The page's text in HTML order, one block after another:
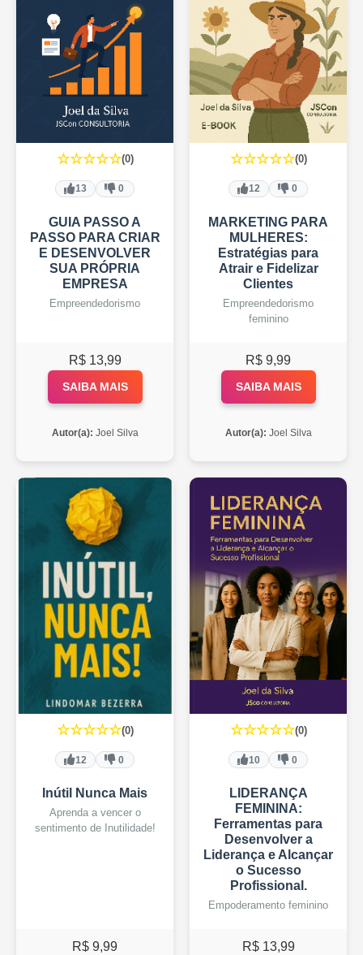
☆☆☆☆☆(0)
13 0
GUIA PASSO A
PASSO PARA CRIAR
E DESENVOLVER
SUA PRÓPRIA
EMPRESA
Empreendedorismo
R$ 13,99
SAIBA MAIS
Autor(a): Joel Silva
☆☆☆☆☆(0)
12 0
MARKETING PARA
MULHERES:
Estratégias para
Atrair e Fidelizar
Clientes
Empreendedorismo
feminino
R$ 9,99
SAIBA MAIS
Autor(a): Joel Silva
☆☆☆☆☆(0)
12 0
Inútil Nunca Mais
Aprenda a vencer o
sentimento de Inutilidade!
R$ 9,99
☆☆☆☆☆(0)
10 0
LIDERANÇA
FEMININA:
Ferramentas para
Desenvolver a
Liderança e Alcançar
o Sucesso
Profissional.
Empoderamento feminino
R$ 13,99